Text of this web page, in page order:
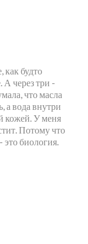
как будто
А через три -
что масла
а вода внутри
кожей. У меня
Потому что
это биология.